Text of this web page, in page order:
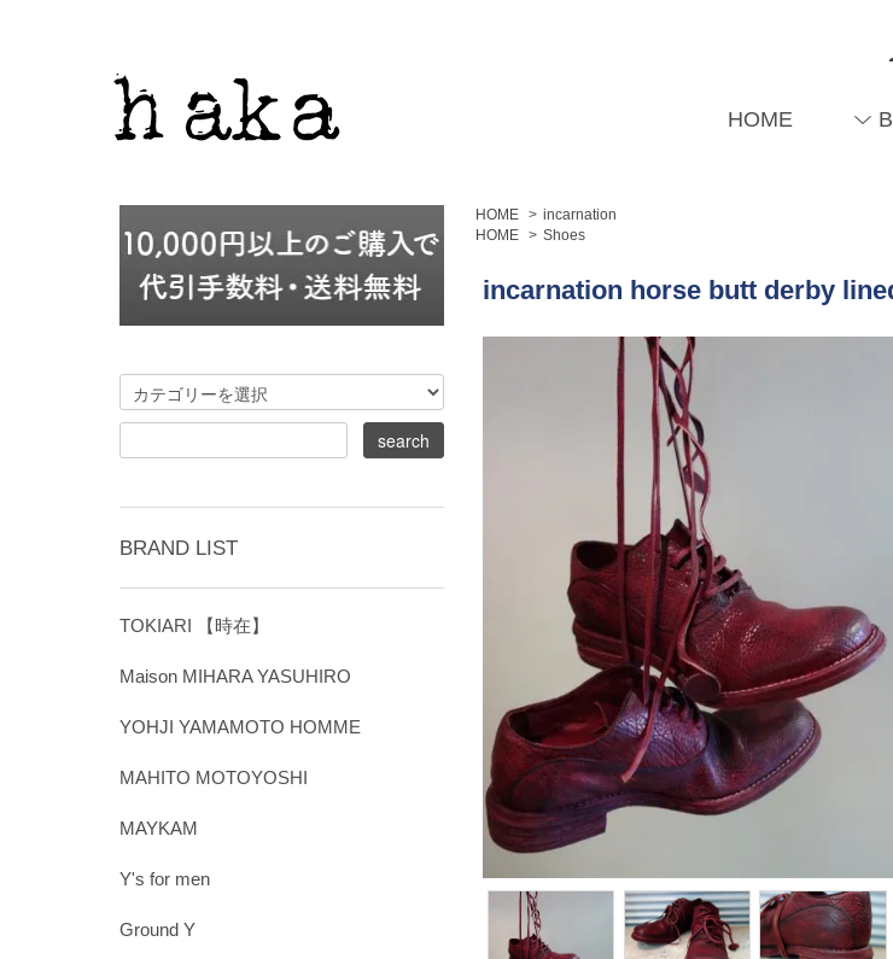
HOME
HOME > incarnation
HOME
> Shoes
incarnation horse butt derby
BRAND LIST
TOKIARI 【時在】
Maison MIHARA YASUHIRO
YOHJI YAMAMOTO HOMME
MAHITO MOTOYOSHI
MAYKAM
Y's for men
Ground Y